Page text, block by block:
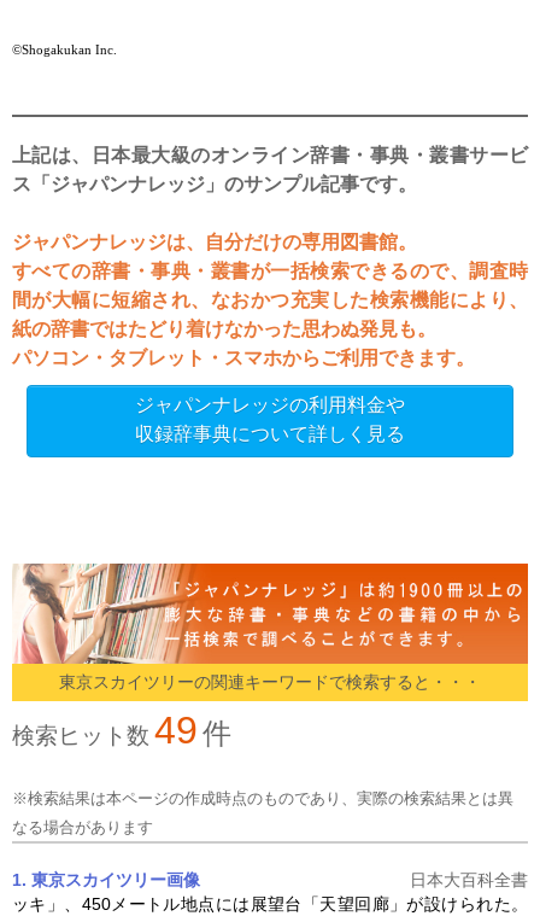
©Shogakukan Inc.
上記は、日本最大級のオンライン辞書・事典・叢書サービ
ス「ジャパンナレッジ」のサンプル記事です。
ジャパンナレッジは、自分だけの専用図書館。
すべての辞書・事典・叢書が一括検索できるので、調査時
間が大幅に短縮され、なおかつ充実した検索機能により、
紙の辞書ではたどり着けなかった思わぬ発見も。
パソコン・タブレット・スマホからご利用できます。
ジャパンナレッジの利用料金や
収録辞事典について詳しく見る
東京スカイツリーの関連キーワードで検索すると・・・
検索ヒット数 49件
※検索結果は本ページの作成時点のものであり、実際の検索結果とは異
なる場合があります
1. 東京スカイツリー画像
日本大百科全書
ッキ」、450メートル地点には展望台「天望回廊」が設けられた。